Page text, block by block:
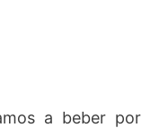
a beber por